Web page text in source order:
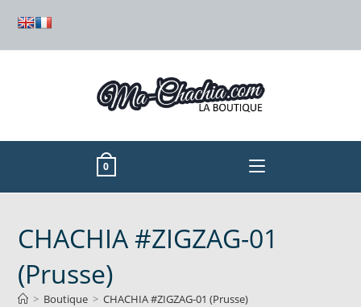
0
CHACHIA #ZIGZAG-01
(Prusse)
> Boutique > CHACHIA #ZIGZAG-01 (Prusse)